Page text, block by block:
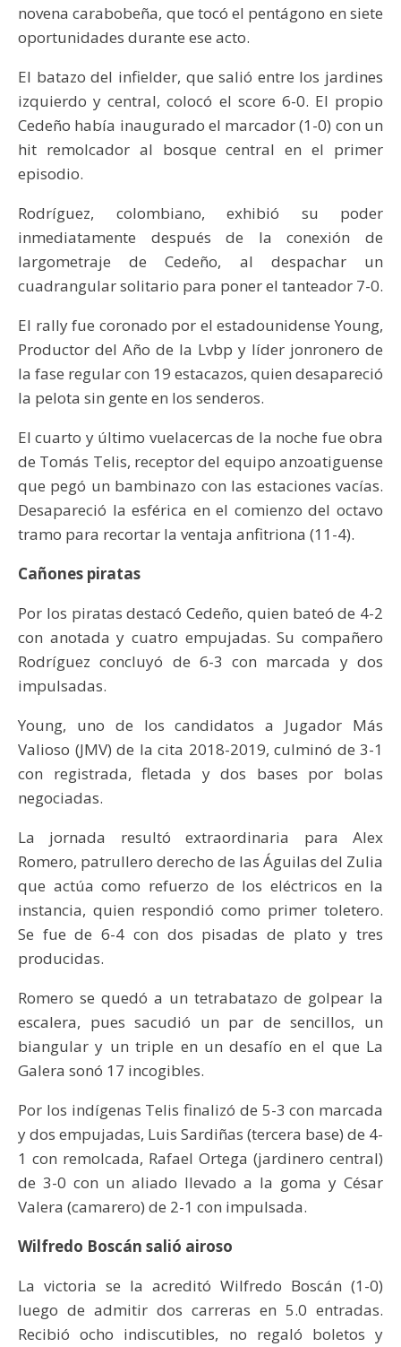
novena carabobeña, que tocó el pentágono en siete
oportunidades durante ese acto.
El batazo del infielder, que salió entre los jardines
izquierdo y central, colocó el score 6-0. El propio
Cedeño había inaugurado el marcador (1-0) con un
hit remolcador al bosque central en el primer
episodio.
Rodríguez, colombiano, exhibió su poder
inmediatamente después de la conexión de
largometraje de Cedeño, al despachar un
cuadrangular solitario para poner el tanteador 7-0.
El rally fue coronado por el estadounidense Young,
Productor del Año de la Lvbp y líder jonronero de
la fase regular con 19 estacazos, quien desapareció
la pelota sin gente en los senderos.
El cuarto y último vuelacercas de la noche fue obra
de Tomás Telis, receptor del equipo anzoatiguense
que pegó un bambinazo con las estaciones vacías.
Desapareció la esférica en el comienzo del octavo
tramo para recortar la ventaja anfitriona (11-4).
Cañones piratas
Por los piratas destacó Cedeño, quien bateó de 4-2
con anotada y cuatro empujadas. Su compañero
Rodríguez concluyó de 6-3 con marcada y dos
impulsadas.
Young, uno de los candidatos a Jugador Más
Valioso (JMV) de la cita 2018-2019, culminó de 3-1
con registrada, fletada y dos bases por bolas
negociadas.
La jornada resultó extraordinaria para Alex
Romero, patrullero derecho de las Águilas del Zulia
que actúa como refuerzo de los eléctricos en la
instancia, quien respondió como primer toletero.
Se fue de 6-4 con dos pisadas de plato y tres
producidas.
Romero se quedó a un tetrabatazo de golpear la
escalera, pues sacudió un par de sencillos, un
biangular y un triple en un desafío en el que La
Galera sonó 17 incogibles.
Por los indígenas Telis finalizó de 5-3 con marcada
y dos empujadas, Luis Sardiñas (tercera base) de 4-
1 con remolcada, Rafael Ortega (jardinero central)
de 3-0 con un aliado llevado a la goma y César
Valera (camarero) de 2-1 con impulsada.
Wilfredo Boscán salió airoso
La victoria se la acreditó Wilfredo Boscán (1-0)
luego de admitir dos carreras en 5.0 entradas.
Recibió ocho indiscutibles, no regaló boletos y